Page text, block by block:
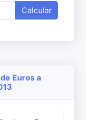
Calcular
Euros a